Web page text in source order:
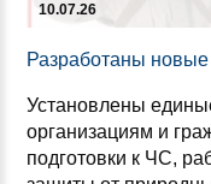
10.07.26
Раз­ра­бо­та­ны
Установлены
организациям и
подготовки к ЧС,